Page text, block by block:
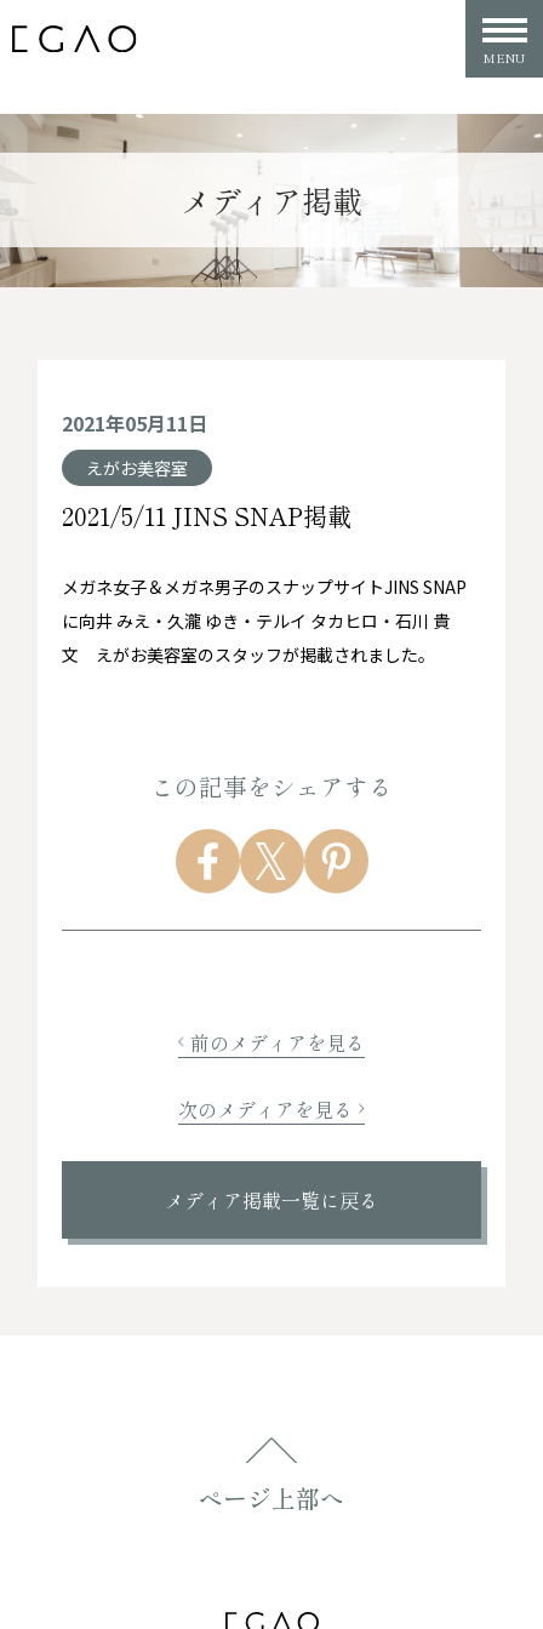
メディア掲載
2021年05月11日
えがお美容室
2021/5/11 JINS SNAP掲載
メガネ女子＆メガネ男子のスナップサイトJINS SNAP
に向井 みえ・久瀧 ゆき・テルイ タカヒロ・石川 貴
文 えがお美容室のスタッフが掲載されました。
この記事をシェアする
前のメディアを見る
次のメディアを見る
メディア掲載一覧に戻る
ページ上部へ